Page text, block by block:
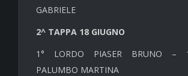
GABRIELE
2^ TAPPA 18 GIUGNO
1° LORDO PIASER BRUNO –
PALUMBO MARTINA